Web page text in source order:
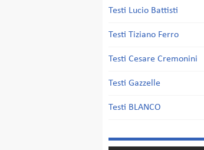
Testi Lucio Battisti
Testi Tiziano Ferro
Testi Cesare Cremonini
Testi Gazzelle
Testi BLANCO